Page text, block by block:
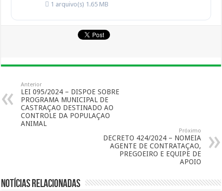
1 arquivo(s) 1.65 MB
Anterior
LEI 095/2024 – DISPOE SOBRE
PROGRAMA MUNICIPAL DE
CASTRAÇAO DESTINADO AO
CONTROLE DA POPULAÇAO
ANIMAL
Próximo
DECRETO 424/2024 – NOMEIA
AGENTE DE CONTRATAÇAO,
PREGOEIRO E EQUIPE DE
APOIO
Notícias Relacionadas